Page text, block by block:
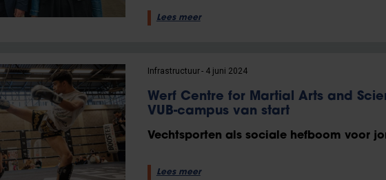
Lees meer
Infrastructuur 4 juni 2024
Werf Centre for Martial Arts and
VUB-campus van start
Vechtsporten als sociale hefboom voor
Lees meer